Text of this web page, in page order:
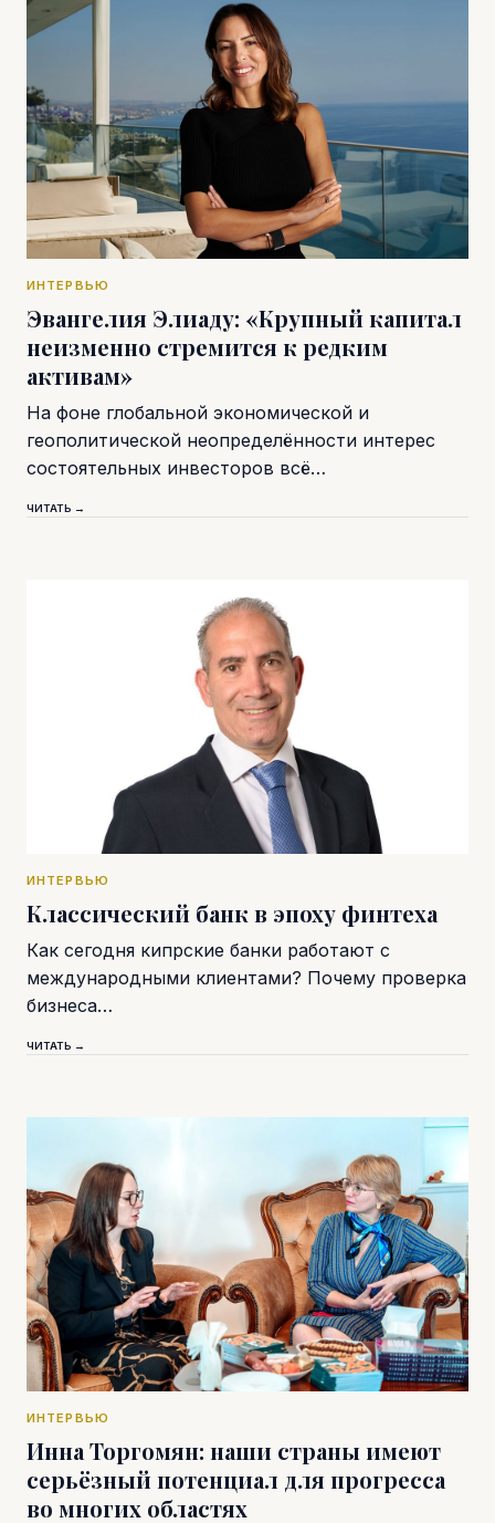
ИНТЕРВЬЮ
Эвангелия Элиаду: «Крупный капитал
неизменно стремится к редким
активам»
На фоне глобальной экономической и
геополитической неопределённости интерес
состоятельных инвесторов всё…
ЧИТАТЬ →
ИНТЕРВЬЮ
Классический банк в эпоху финтеха
Как сегодня кипрские банки работают с
международными клиентами? Почему проверка
бизнеса…
ЧИТАТЬ →
ИНТЕРВЬЮ
Инна Торгомян: наши страны имеют
серьёзный потенциал для прогресса
во многих областях